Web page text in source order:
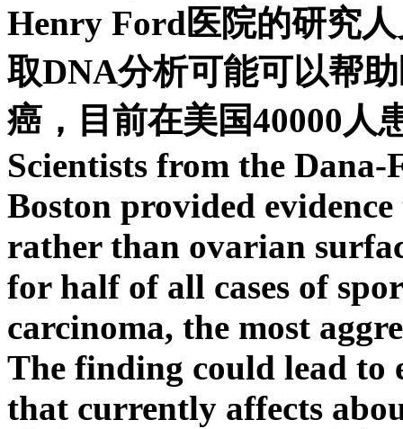
Henry Ford医院的研究
取DNA分析可能可以帮
癌，目前在美国40000人
Scientists from the
Boston provided
rather than ovarian
for half of all cases of
carcinoma, the most
The finding could lead to
that currently affects